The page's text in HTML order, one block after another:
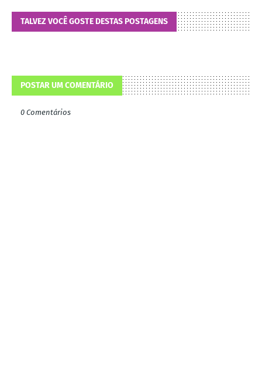
TALVEZ VOCÊ GOSTE DESTAS POSTAGENS
POSTAR UM COMENTÁRIO
0 Comentários